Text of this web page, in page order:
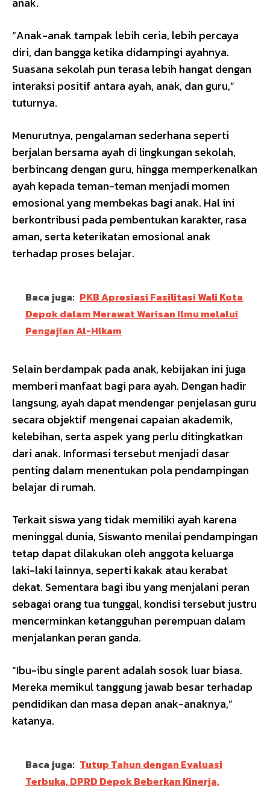
“Anak-anak tampak lebih ceria, lebih percaya
diri, dan bangga ketika didampingi ayahnya.
Suasana sekolah pun terasa lebih hangat dengan
interaksi positif antara ayah, anak, dan guru,”
tuturnya.
Menurutnya, pengalaman sederhana seperti
berjalan bersama ayah di lingkungan sekolah,
berbincang dengan guru, hingga memperkenalkan
ayah kepada teman-teman menjadi momen
emosional yang membekas bagi anak. Hal ini
berkontribusi pada pembentukan karakter, rasa
aman, serta keterikatan emosional anak
terhadap proses belajar.
Baca juga: PKB Apresiasi Fasilitasi Wali Kota
Depok dalam Merawat Warisan Ilmu melalui
Pengajian Al-Hikam
Selain berdampak pada anak, kebijakan ini juga
memberi manfaat bagi para ayah. Dengan hadir
langsung, ayah dapat mendengar penjelasan guru
secara objektif mengenai capaian akademik,
kelebihan, serta aspek yang perlu ditingkatkan
dari anak. Informasi tersebut menjadi dasar
penting dalam menentukan pola pendampingan
belajar di rumah.
Terkait siswa yang tidak memiliki ayah karena
meninggal dunia, Siswanto menilai pendampingan
tetap dapat dilakukan oleh anggota keluarga
laki-laki lainnya, seperti kakak atau kerabat
dekat. Sementara bagi ibu yang menjalani peran
sebagai orang tua tunggal, kondisi tersebut justru
mencerminkan ketangguhan perempuan dalam
menjalankan peran ganda.
“Ibu-ibu single parent adalah sosok luar biasa.
Mereka memikul tanggung jawab besar terhadap
pendidikan dan masa depan anak-anaknya,”
katanya.
Baca juga: Tutup Tahun dengan Evaluasi
Terbuka, DPRD Depok Beberkan Kinerja,